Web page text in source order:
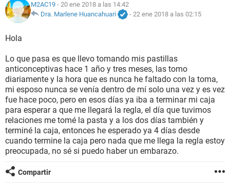
NUTRICIÓN
BIENESTAR
SEXUALIDAD
GLOSARIO
M2AC19 - 20 ene 2018 a las 14:42
Dra. Marlene Huancahuari
- 22 ene 2018 a las 02:15
Hola
Lo que pasa es que llevo tomando mis pastillas
anticonceptivas hace 1 año y tres meses, las tomo
diariamente y la hora que es nunca he faltado con la toma,
mi esposo nunca se venía dentro de mí solo una vez y es vez
fue hace poco, pero en esos días ya iba a terminar mi caja
para esperar a que me llegará la regla, el día que tuvimos
relaciones me tomé la pasta y a los dos días también y
terminé la caja, entonces he esperado ya 4 días desde
cuando termine la caja pero nada que me llega la regla estoy
preocupada, no sé si puedo haber un embarazo.
Compartir